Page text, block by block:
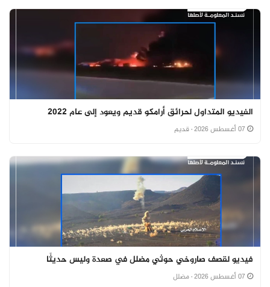
الفيديو المتداول لحرائق أرامكو قديم ويعود إلى عام 2022
· قديم
فيديو لقصف صاروخي حوثي مضلل في صعدة وليس حديثًا
· مضلل